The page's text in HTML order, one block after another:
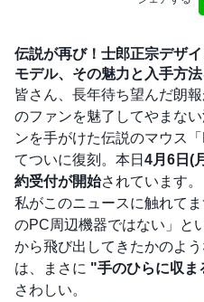
伝説が再び！士郎正宗デザ
モデル、その魅力と入手方法
皆さん、長年待ち望んだ朗
のファンを魅了してやまな
ンを手がけた伝説のマウス
てついに復刻。本日 4月6日(
約受付が開始されています。
私がこのニュースに触れて
のPC周辺機器ではない」と
から飛び出してきたかのよ
は、まさに "手のひらに収ま
さわしい。